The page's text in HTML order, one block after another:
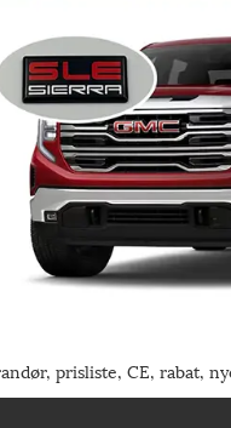
prisliste, CE, rabat,